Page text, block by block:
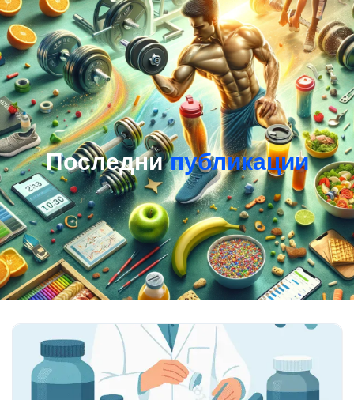
Последнипубликации